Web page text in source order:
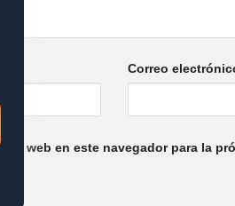
Correo
y web en este navegador para la